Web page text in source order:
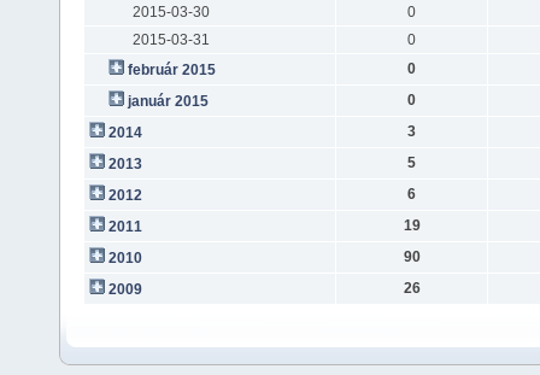
2015-03-30
0
2015-03-31
0
február 2015
0
január 2015
0
2014
3
2013
5
2012
6
2011
19
2010
90
2009
26